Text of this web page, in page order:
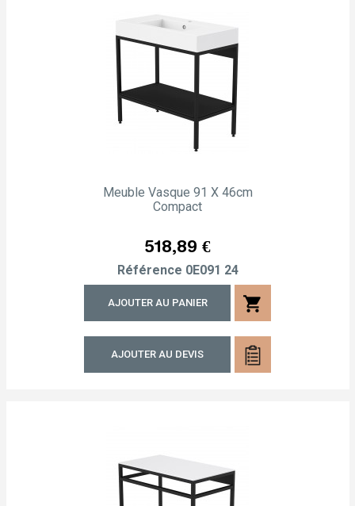
Meuble Vasque 91 X 46cm
Compact
Prix
518,89 €
Référence 0E091 24
AJOUTER AU PANIER shopping_cart
AJOUTER AU DEVIS